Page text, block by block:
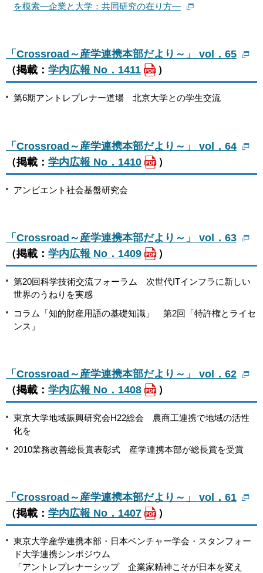
を模索―企業と大学：共同研究の在り方―
「Crossroad～産学連携本部だより～」 vol．65
（掲載： 学内広報 No．1411 ）
第6期アントレプレナー道場 北京大学との学生交流
「Crossroad～産学連携本部だより～」 vol．64
（掲載： 学内広報 No．1410 ）
アンビエント社会基盤研究会
「Crossroad～産学連携本部だより～」 vol．63
（掲載： 学内広報 No．1409 ）
第20回科学技術交流フォーラム 次世代ITインフラに新しい
世界のうねりを実感
コラム「知的財産用語の基礎知識」 第2回「特許権とライセ
ンス」
「Crossroad～産学連携本部だより～」 vol．62
（掲載： 学内広報 No．1408 ）
東京大学地域振興研究会H22総会 農商工連携で地域の活性
化を
2010業務改善総長賞表彰式 産学連携本部が総長賞を受賞
「Crossroad～産学連携本部だより～」 vol．61
（掲載： 学内広報 No．1407 ）
東京大学産学連携本部・日本ベンチャー学会・スタンフォー
ド大学連携シンポジウム
「アントレプレナーシップ 企業家精神こそが日本を変え